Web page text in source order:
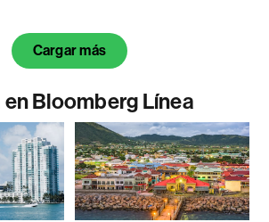
Cargar más
Bloomberg Línea